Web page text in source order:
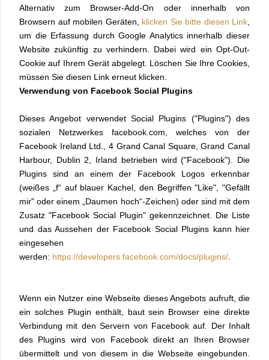
Alternativ zum Browser-Add-On oder innerhalb von
Browsern auf mobilen Geräten, klicken Sie bitte diesen Link
um die Erfassung durch Google Analytics innerhalb dieser
Website zukünftig zu verhindern. Dabei wird ein Opt-Out-
Cookie auf Ihrem Gerät abgelegt. Löschen Sie Ihre Cookies,
müssen Sie diesen Link erneut klicken.
Verwendung von Facebook Social Plugins
Dieses Angebot verwendet Social Plugins ("Plugins") des
sozialen Netzwerkes facebook.com, welches von der
Facebook Ireland Ltd., 4 Grand Canal Square, Grand Canal
Harbour, Dublin 2, Irland betrieben wird ("Facebook"). Die
Plugins sind an einem der Facebook Logos erkennbar
(weißes „f“ auf blauer Kachel, den Begriffen "Like", "Gefällt
mir" oder einem „Daumen hoch“-Zeichen) oder sind mit dem
Zusatz "Facebook Social Plugin" gekennzeichnet. Die Liste
und das Aussehen der Facebook Social Plugins kann hier
eingesehen
werden: https://developers.facebook.com/docs/plugins/
Wenn ein Nutzer eine Webseite dieses Angebots aufruft, die
ein solches Plugin enthält, baut sein Browser eine direkte
Verbindung mit den Servern von Facebook auf. Der Inhalt
des Plugins wird von Facebook direkt an Ihren Browser
übermittelt und von diesem in die Webseite eingebunden.